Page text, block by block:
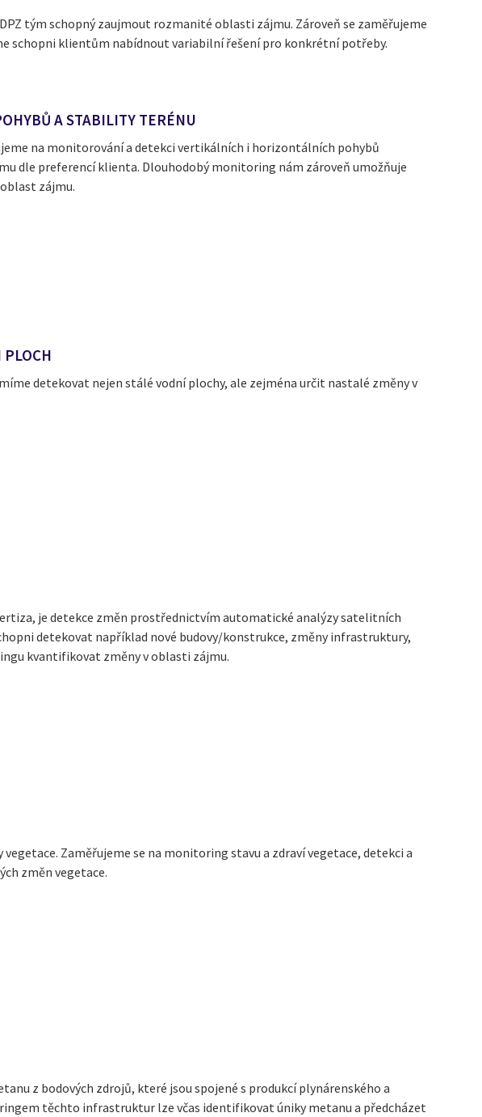
tým schopný zaujmout rozmanité oblasti zájmu. Zároveň se zaměřujeme
schopni klientům nabídnout variabilní řešení pro konkrétní potřeby.
A STABILITY TERÉNU
na monitorování a detekci vertikálních i horizontálních pohybů
dle preferencí klienta. Dlouhodobý monitoring nám zároveň umožňuje
zájmu.
PLOCH
detekovat nejen stálé vodní plochy, ale zejména určit nastalé změny v
je detekce změn prostřednictvím automatické analýzy satelitních
detekovat například nové budovy/konstrukce, změny infrastruktury,
kvantifikovat změny v oblasti zájmu.
Zaměřujeme se na monitoring stavu a zdraví vegetace, detekci a
změn vegetace.
z bodových zdrojů, které jsou spojené s produkcí plynárenského a
těchto infrastruktur lze včas identifikovat úniky metanu a předcházet